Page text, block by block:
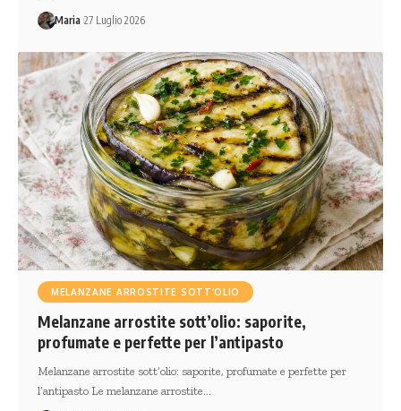
Maria 27 Luglio 2026
MELANZANE ARROSTITE SOTT’OLIO
Melanzane arrostite sott’olio: saporite,
profumate e perfette per l’antipasto
Melanzane arrostite sott’olio: saporite, profumate e perfette per
l’antipasto Le melanzane arrostite…